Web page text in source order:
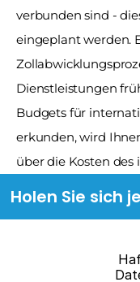
verbunden sind -
eingeplant werden.
Dienstleistungen
Budgets für
erkunden, wird
über die Kosten
Holen Sie sich